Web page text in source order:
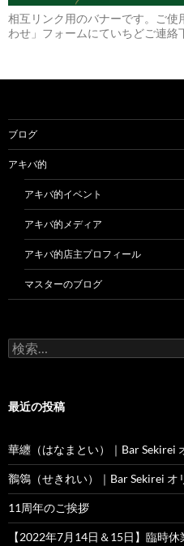
相互リンク用のバナーです。ご
わせ」フォームにていちどご連絡
ブログ
アキバ的
アキバ的イベント
アキバ的メディア
アキバ的店主プロフィール
マスターのブログ
検
索:
最近の投稿
華纏（はなまとい）｜Bar Sekirei
鶺鴒（せきれい）｜Bar Sekirei オ
11周年のご挨拶
【2022年7月14日＆15日】臨時